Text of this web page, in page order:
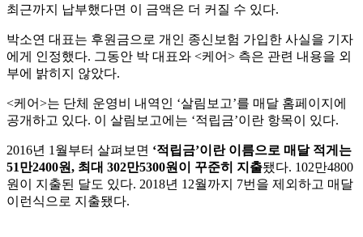
최근까지
납부했다면 이 금액은 더 커질 수 있다.
박소연 대표는 후원금으로 개인 종신보험 가입한 사실을 기자
에게 인정했다. 그동안 박 대표와 <케어> 측은 관련 내용을 외
부에 밝히지 않았다.
<케어>는 단체 운영비 내역인 ‘살림보고’를 매달 홈페이지에
공개하고 있다. 이 살림보고에는 ‘적립금’이란 항목이 있다.
2016년 1 월부터 살펴보면 ‘적립금’이란 이름으로 매달 적게는
51만2400원, 최대 302만5300원이 꾸준히 지출됐다. 102만4800
원이
지출된 달도 있다. 2018년 12월까지 7번을 제외하고 매달
이런식으로 지출됐다.